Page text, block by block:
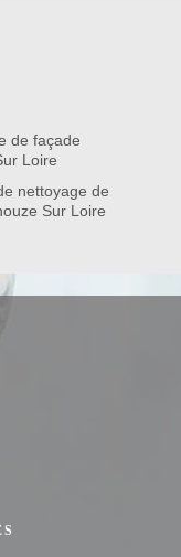
de façade
Loire
nettoyage de
Sur Loire